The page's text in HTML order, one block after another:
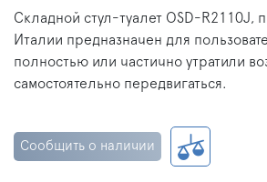
Cкладной стул-туалет OSD-R2110J,
Италии предназначен для
полностью или частично утратили
самостоятельно передвигаться.
Сообщить о наличии